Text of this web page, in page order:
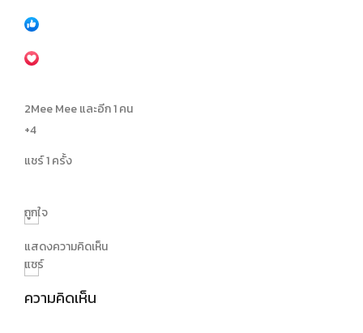
2Mee Mee และอีก 1 คน
แชร์ 1 ครั้ง
ถูกใจ
แสดงความคิดเห็น
แชร์
ความคิดเห็น
+4